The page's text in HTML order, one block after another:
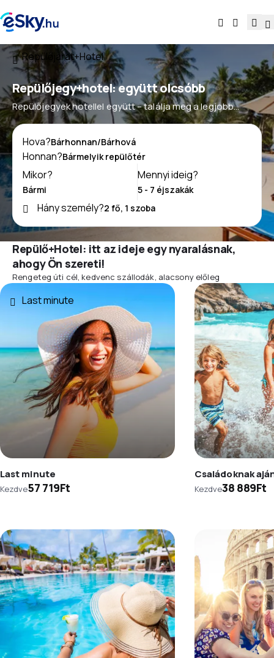
Repülőjárat+Hotel
Repülőjegy+hotel: együtt olcsóbb
Repülőjegyek hotellel együtt – találja meg a legjobb
ajánlatokat
Hova?
Honnan?
Mikor?
Mennyi ideig?
Hány személy?
Repülő+Hotel: itt az ideje egy nyaralásnak,
ahogy Ön szereti!
Rengeteg úti cél, kedvenc szállodák, alacsony előleg
Last minute
Last minute
Kezdve57 719Ft
Családoknak
Kezdve38 889Ft